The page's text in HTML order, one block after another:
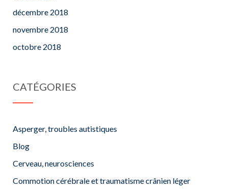
décembre 2018
novembre 2018
octobre 2018
CATÉGORIES
Asperger, troubles autistiques
Blog
Cerveau, neurosciences
Commotion cérébrale et traumatisme crânien léger